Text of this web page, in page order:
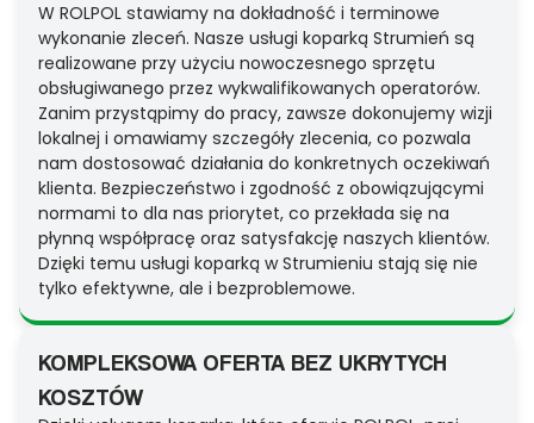
W ROLPOL stawiamy na dokładność i terminowe
wykonanie zleceń. Nasze usługi koparką Strumień są
realizowane przy użyciu nowoczesnego sprzętu
obsługiwanego przez wykwalifikowanych operatorów.
Zanim przystąpimy do pracy, zawsze dokonujemy wizji
lokalnej i omawiamy szczegóły zlecenia, co pozwala
nam dostosować działania do konkretnych oczekiwań
klienta. Bezpieczeństwo i zgodność z obowiązującymi
normami to dla nas priorytet, co przekłada się na
płynną współpracę oraz satysfakcję naszych klientów.
Dzięki temu usługi koparką w Strumieniu stają się nie
tylko efektywne, ale i bezproblemowe.
KOMPLEKSOWA OFERTA BEZ UKRYTYCH
KOSZTÓW